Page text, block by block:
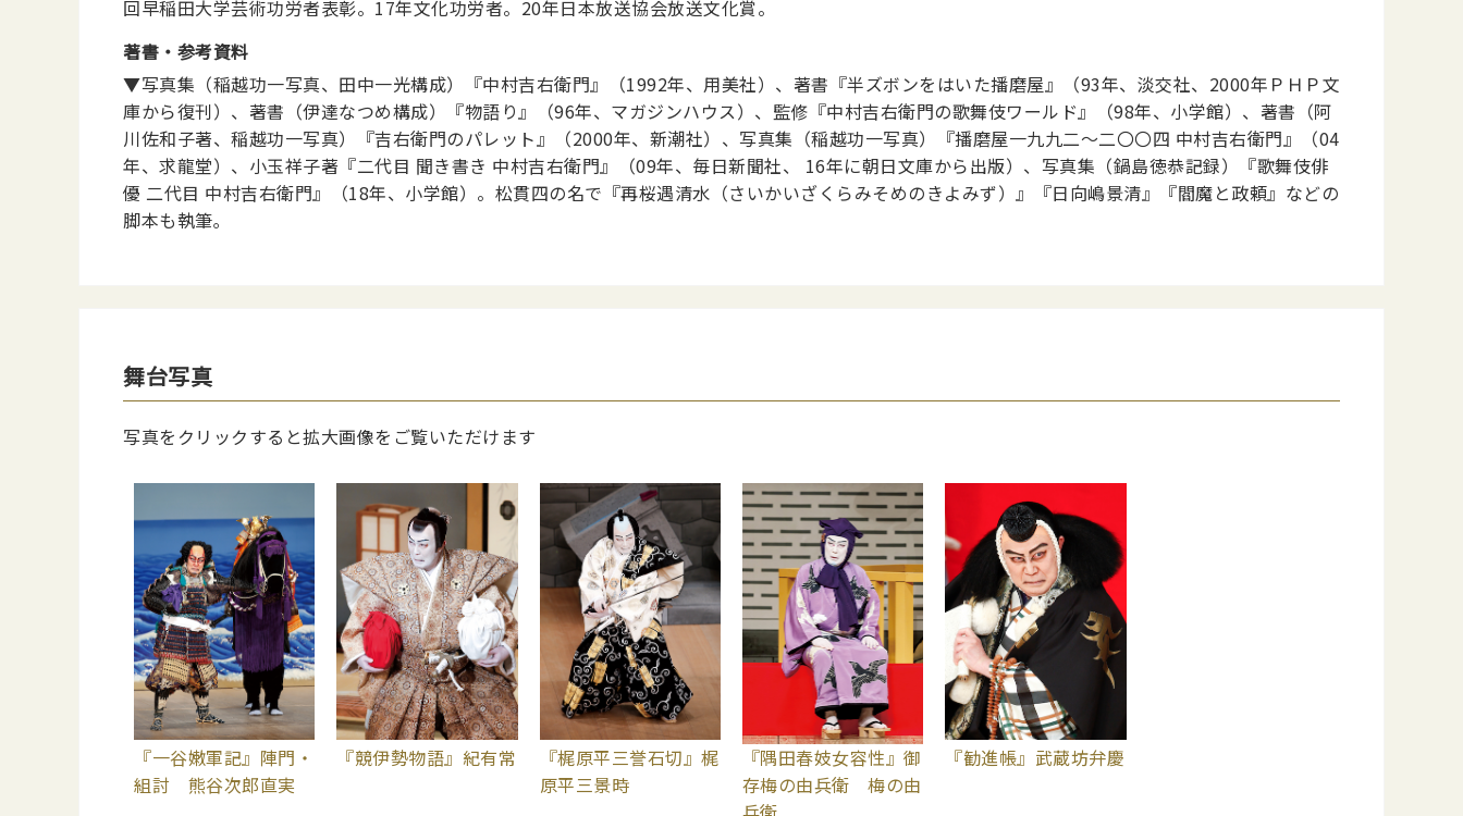
回早稲田大学芸術功労者表彰。17年文化功労者。20年日本放送協会放送文化賞。
著書・参考資料
▼写真集（稲越功一写真、田中一光構成）『中村吉右衛門』（1992年、用美社）、著書『半ズボンをはいた播磨屋』（93年、淡交社、2000年ＰＨＰ文
庫から復刊）、著書（伊達なつめ構成）『物語り』（96年、マガジンハウス）、監修『中村吉右衛門の歌舞伎ワールド』（98年、小学館）、著書（阿
川佐和子著、稲越功一写真）『吉右衛門のパレット』（2000年、新潮社）、写真集（稲越功一写真）『播磨屋一九九二～二〇〇四 中村吉右衛門』（04
年、求龍堂）、小玉祥子著『二代目 聞き書き 中村吉右衛門』（09年、毎日新聞社、 16年に朝日文庫から出版）、写真集（鍋島徳恭記録）『歌舞伎俳
優 二代目 中村吉右衛門』（18年、小学館）。松貫四の名で『再桜遇清水（さいかいざくらみそめのきよみず）』『日向嶋景清』『閻魔と政頼』などの
脚本も執筆｡
舞台写真
写真をクリックすると拡大画像をご覧いただけます
『一谷嫩軍記』陣門・
組討 熊谷次郎直実
『競伊勢物語』紀有常
『梶原平三誉石切』梶
原平三景時
『隅田春妓女容性』御
存梅の由兵衛 梅の由
『勧進帳』武蔵坊弁慶